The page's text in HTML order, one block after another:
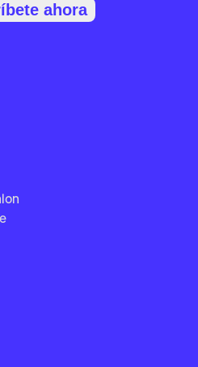
ahora